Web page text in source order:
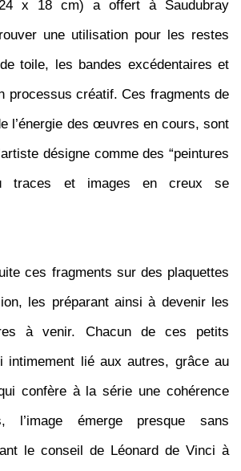
x 18 cm) a offert à Saudubray
une utilisation pour les restes
toile, les bandes excédentaires et
processus créatif. Ces fragments de
l’énergie des œuvres en cours, sont
désigne comme des “peintures
traces et images en creux se
ces fragments sur des plaquettes
les préparant ainsi à devenir les
à venir. Chacun de ces petits
intimement lié aux autres, grâce au
confère à la série une cohérence
l’image émerge presque sans
le conseil de Léonard de Vinci à